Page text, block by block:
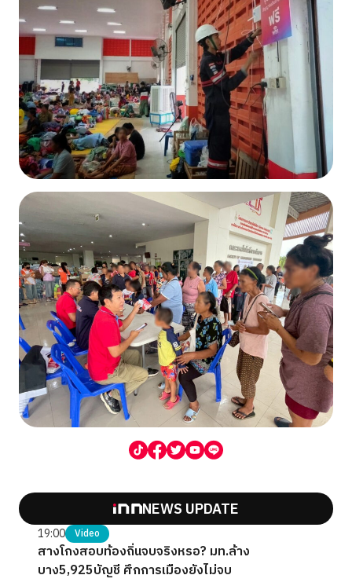
NEWS UPDATE
19:00 Video
สางโกงสอบท้องถิ่นจบจริงหรอ? มท.ล้าง
บาง5,925บัญชี ศึกการเมืองยังไม่จบ